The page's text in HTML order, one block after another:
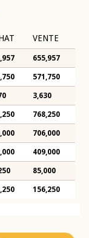
VENTE
655,957
571,750
3,630
768,250
706,000
409,000
85,000
156,250